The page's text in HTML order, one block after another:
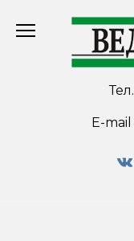
Тел.
E-mail